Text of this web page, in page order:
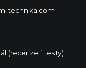
technika.com
(recenze i testy)